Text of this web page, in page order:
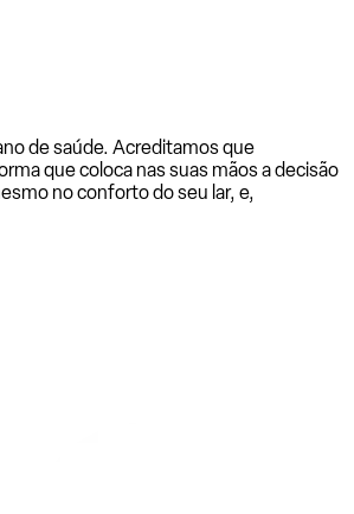
de saúde. Acreditamos que
que coloca nas suas mãos a decisão
no conforto do seu lar, e,